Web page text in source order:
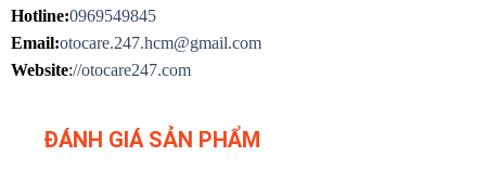
Hotline:0969549845
Email:otocare.247.hcm@gmail.com
Website://otocare247.com
ĐÁNH GIÁ SẢN PHẨM